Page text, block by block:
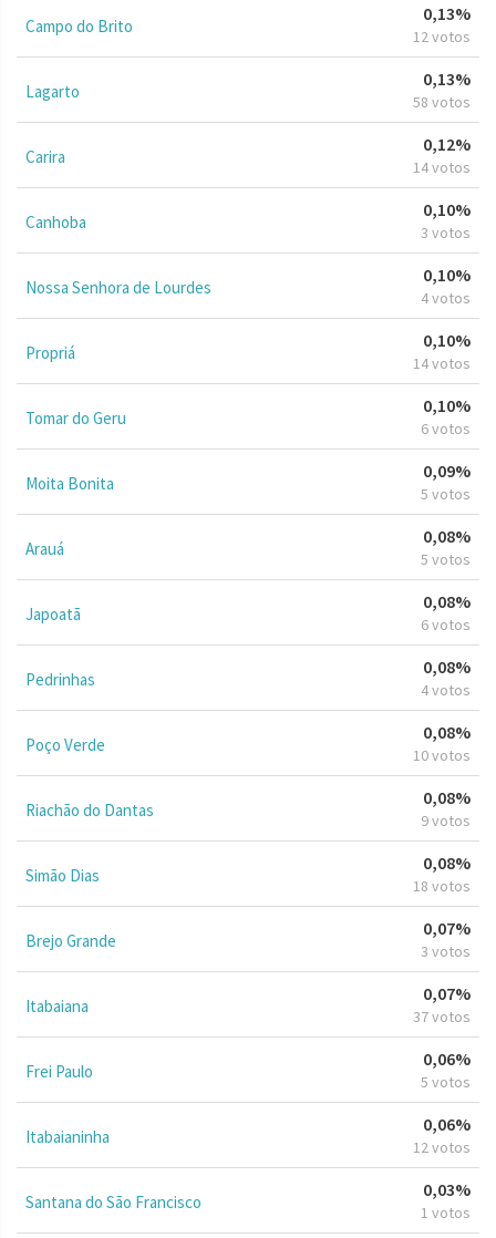
Campo do Brito
0,13%
12 votos
Lagarto
0,13%
58 votos
Carira
0,12%
14 votos
Canhoba
0,10%
3 votos
Nossa Senhora de Lourdes
0,10%
4 votos
Propriá
0,10%
14 votos
Tomar do Geru
0,10%
6 votos
Moita Bonita
0,09%
5 votos
Arauá
0,08%
5 votos
Japoatã
0,08%
6 votos
Pedrinhas
0,08%
4 votos
Poço Verde
0,08%
10 votos
Riachão do Dantas
0,08%
9 votos
Simão Dias
0,08%
18 votos
Brejo Grande
0,07%
3 votos
Itabaiana
0,07%
37 votos
Frei Paulo
0,06%
5 votos
Itabaianinha
0,06%
12 votos
Santana do São Francisco
0,03%
1 votos